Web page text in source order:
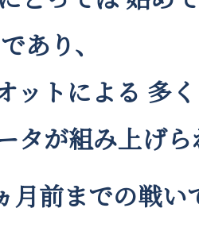
あり、
ットによる 多
タが組み上げ
月前までの戦